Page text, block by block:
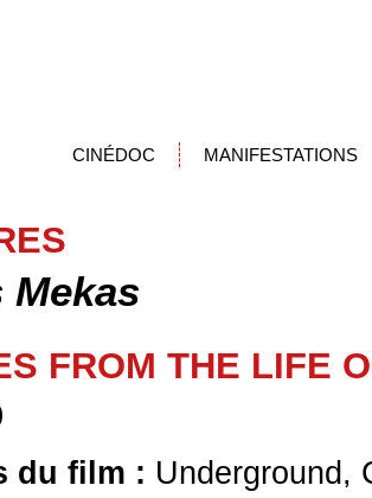
CINÉDOC MANIFESTATIONS
Mekas
FROM THE LIFE
du film : Underground,